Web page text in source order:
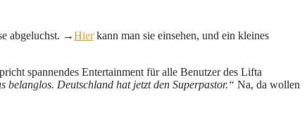
abgeluchst. →Hierkann man sie einsehen, und ein kleines
spannendes Entertainment für alle Benutzer des Lifta
Deutschland hat jetzt den Superpastor.“ Na, da wollen